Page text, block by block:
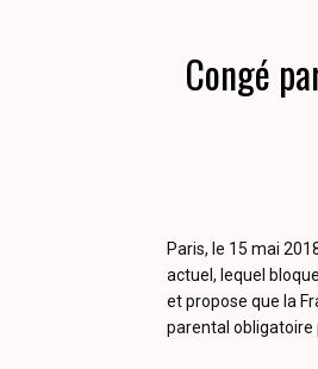
Congé
Paris, le 15 mai
actuel, lequel
et propose que la
parental obligatoire